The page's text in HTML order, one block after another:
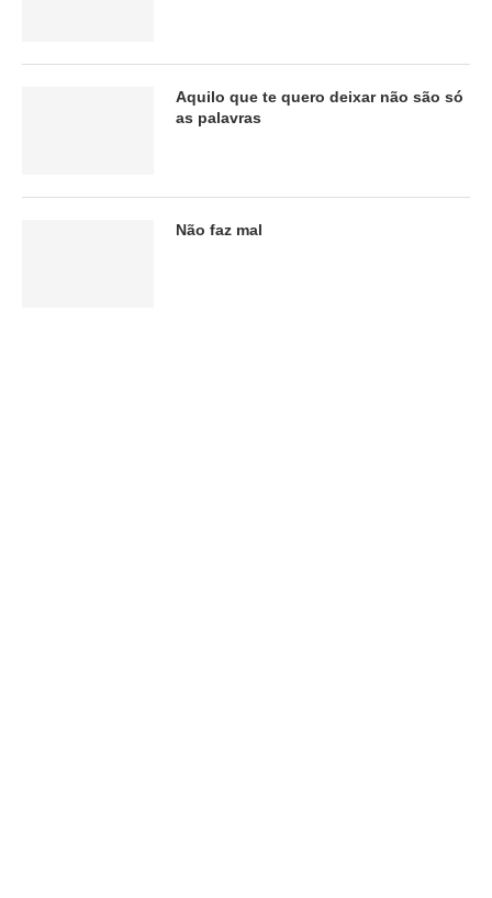
Aquilo que te quero deixar não são só
as palavras
Não faz mal